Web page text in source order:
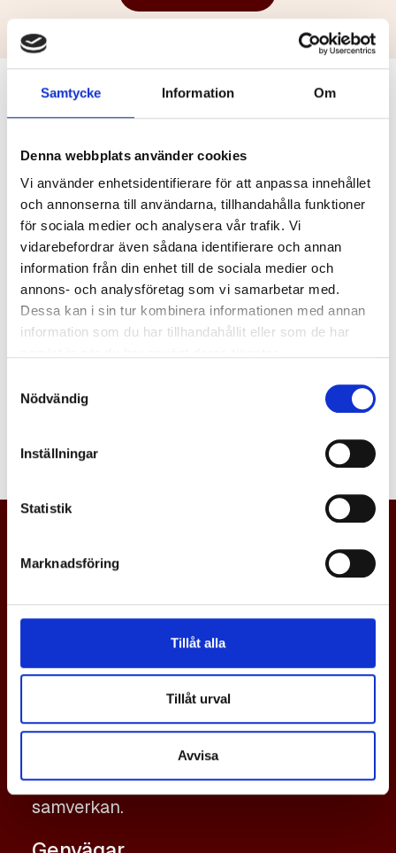
Samtycke Information Om
Denna webbplats använder cookies
Vi använder enhetsidentifierare för att anpassa innehållet
och annonserna till användarna, tillhandahålla funktioner
för sociala medier och analysera vår trafik. Vi
vidarebefordrar även sådana identifierare och annan
information från din enhet till de sociala medier och
annons- och analysföretag som vi samarbetar med.
Dessa kan i sin tur kombinera informationen med annan
information som du har tillhandahållit eller som de har
Nödvändig
Inställningar
Statistik
Marknadsföring
Tillåt alla
Tillåt urval
Avvisa
Logga in
E-post
Lösenord
En svensk gjuteriindustri i världsklass,
med tillväxt och konkurrenskraft via
samverkan.